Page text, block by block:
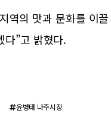
역의 맛과 문화를 이
다”고 밝혔다.
윤병태 나주시장